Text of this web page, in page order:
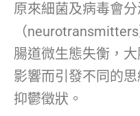
原來細菌及病毒會
（
腸道微生態失衡，
影響而引發不同的
抑鬱徵狀。